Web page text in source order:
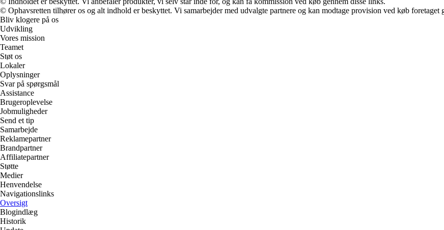
© Ophavsretten tilhører os og alt indhold er beskyttet. Vi samarbejder med udvalgte partnere og kan modtage provision ved køb
Bliv klogere på os
Udvikling
Vores mission
Teamet
Støt os
Lokaler
Oplysninger
Svar på spørgsmål
Assistance
Brugeroplevelse
Jobmuligheder
Send et tip
Samarbejde
Reklamepartner
Brandpartner
Affiliatepartner
Støtte
Medier
Henvendelse
Navigationslinks
Oversigt
Blogindlæg
Historik